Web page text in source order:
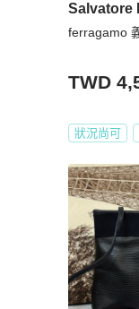
Salvatore
ferragamo
TWD
狀況尚可